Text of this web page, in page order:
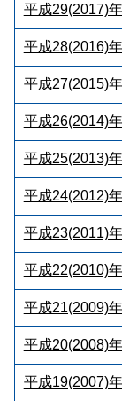
平成29(2017)年
平成28(2016)年
平成27(2015)年
平成26(2014)年
平成25(2013)年
平成24(2012)年
平成23(2011)年
平成22(2010)年
平成21(2009)年
平成20(2008)年
平成19(2007)年